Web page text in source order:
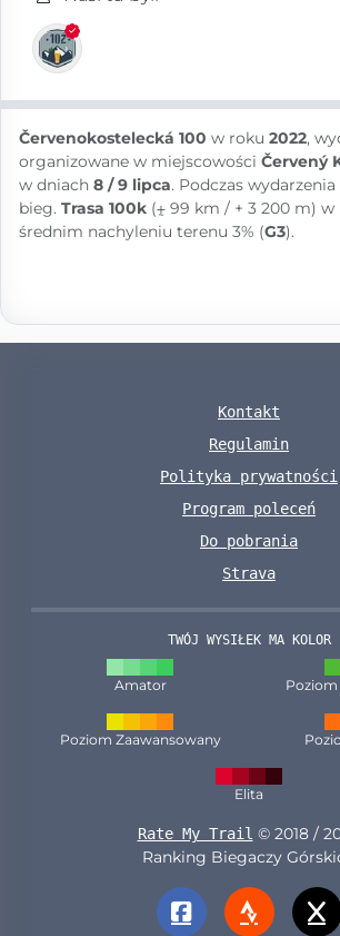
Červenokostelecká 100 w roku 2022,
organizowane w miejscowości Červený
w dniach 8 / 9 lipca. Podczas
bieg. Trasa 100k (⨦ 99 km / + 3 200 m) w
średnim nachyleniu terenu 3% (G3).
Kontakt
Regulamin
Polityka prywatności
Program poleceń
Do pobrania
Strava
TWÓJ WYSIŁEK MA KOLOR
Amator
Poziom Zaawansowany
Elita
Rate My Trail © 2018 /
Ranking Biegaczy